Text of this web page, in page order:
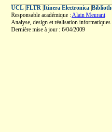
UCL| FLTR| Itinera Electronica|
Responsable académique :Alain Meurant
Analyse, design et réalisation informatiques
Dernière mise à jour : 6/04/2009